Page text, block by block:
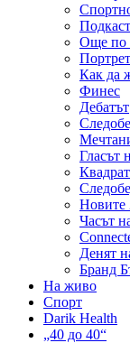
Още по
Как да
Финес
Дебатът
Гласът
Новите
Часът
Денят
Бранд
На живо
Спорт
Darik Health
„40 до 40“